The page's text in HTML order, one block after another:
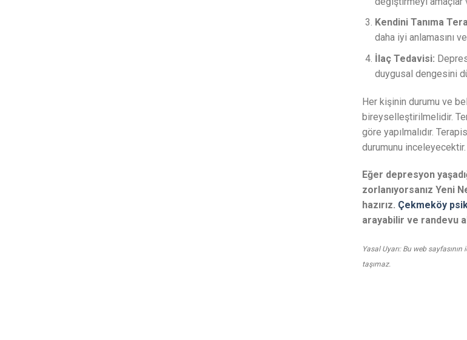
Kendini Tanıma
daha iyi anlamasını
İlaç Tedavisi:
duygusal dengesini
Her kişinin durumu ve
bireyselleştirilmelidir.
göre yapılmalıdır.
durumunu inceleyecektir.
Eğer depresyon
zorlanıyorsanız Yeni
hazırız. Çekmeköy
arayabilir ve randevu
Yasal Uyarı: Bu web
taşımaz.